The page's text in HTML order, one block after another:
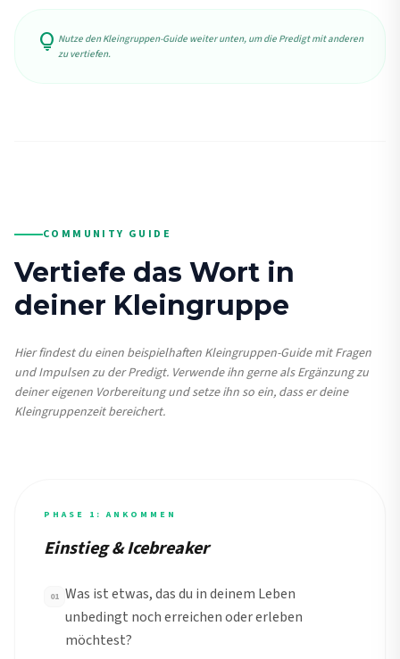
lightbulb Nutze den Kleingruppen-Guide weiter unten, um die Predigt mit anderen
zu vertiefen.
COMMUNITY GUIDE
Vertiefe das Wort in
deiner Kleingruppe
Hier findest du einen beispielhaften Kleingruppen-Guide mit Fragen
und Impulsen zu der Predigt. Verwende ihn gerne als Ergänzung zu
deiner eigenen Vorbereitung und setze ihn so ein, dass er deine
Kleingruppenzeit bereichert.
PHASE 1: ANKOMMEN
Einstieg & Icebreaker
01 Was ist etwas, das du in deinem Leben
unbedingt noch erreichen oder erleben
möchtest?